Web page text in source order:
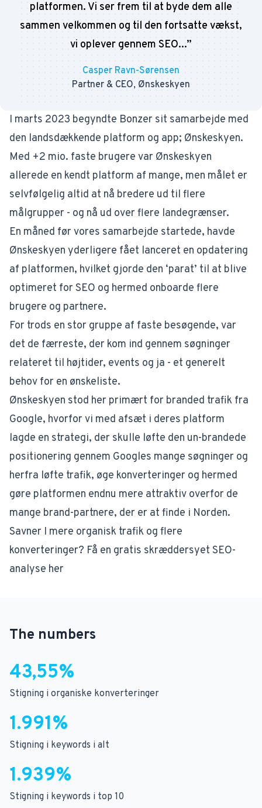
platformen. Vi ser frem til at byde dem alle
sammen velkommen og til den fortsatte vækst,
vi oplever gennem SEO...”
Casper Ravn-Sørensen
Partner & CEO, Ønskeskyen
I marts 2023 begyndte Bonzer sit samarbejde med
den landsdækkende platform og app; Ønskeskyen.
Med +2 mio. faste brugere var Ønskeskyen
allerede en kendt platform af mange, men målet er
selvfølgelig altid at nå bredere ud til flere
målgrupper - og nå ud over flere landegrænser.
En måned før vores samarbejde startede, havde
Ønskeskyen yderligere fået lanceret en opdatering
af platformen, hvilket gjorde den ‘parat’ til at blive
optimeret for SEO og hermed onboarde flere
brugere og partnere.
For trods en stor gruppe af faste besøgende, var
det de færreste, der kom ind gennem søgninger
relateret til højtider, events og ja - et generelt
behov for en ønskeliste.
Ønskeskyen stod her primært for branded trafik fra
Google, hvorfor vi med afsæt i deres platform
lagde en strategi, der skulle løfte den un-brandede
positionering gennem Googles mange søgninger og
herfra løfte trafik, øge konverteringer og hermed
gøre platformen endnu mere attraktiv overfor de
mange brand-partnere, der er at finde i Norden.
Savner I mere organisk trafik og flere
konverteringer? Få en gratis skræddersyet SEO-
analyse her
The numbers
43,55%
Stigning i organiske konverteringer
1.991%
Stigning i keywords i alt
1.939%
Stigning i keywords i top 10